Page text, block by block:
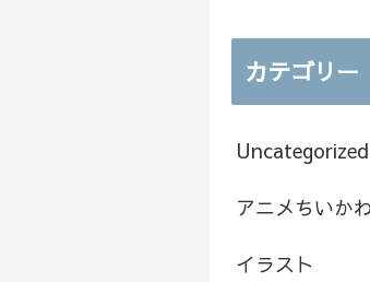
カテゴリー
Uncategorized
アニメちいかわ
イラスト